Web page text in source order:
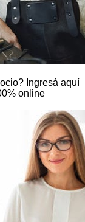
Ingresá aquí
online